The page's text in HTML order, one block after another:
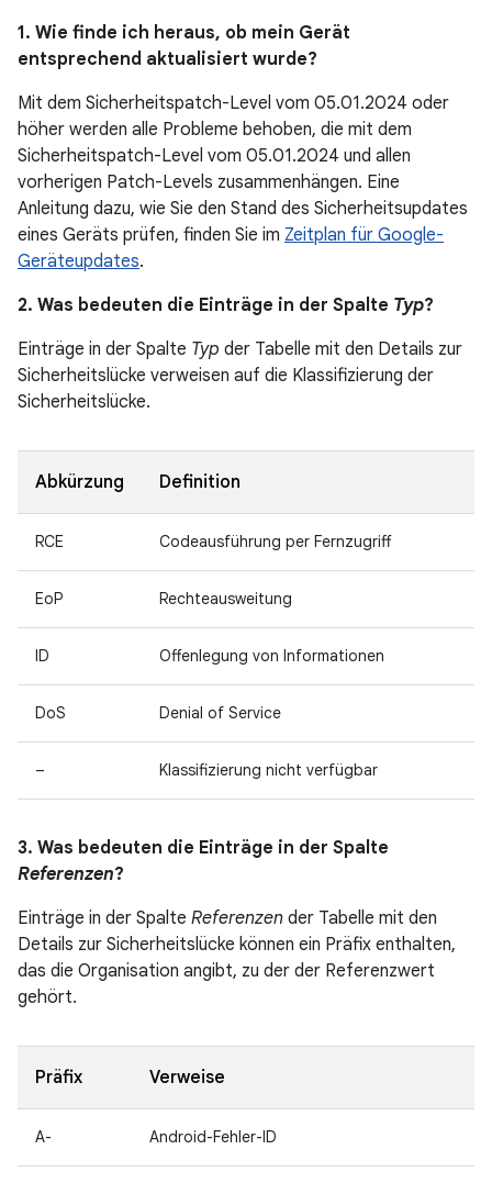
1. Wie finde ich heraus, ob mein Gerät
entsprechend aktualisiert wurde?
Mit dem Sicherheitspatch-Level vom 05.01.2024 oder
höher werden alle Probleme behoben, die mit dem
Sicherheitspatch-Level vom 05.01.2024 und allen
vorherigen Patch-Levels zusammenhängen. Eine
Anleitung dazu, wie Sie den Stand des Sicherheitsupdates
eines Geräts prüfen, finden Sie im Zeitplan für Google-
Geräteupdates.
2. Was bedeuten die Einträge in der Spalte Typ?
Einträge in der Spalte Typ der Tabelle mit den Details zur
Sicherheitslücke verweisen auf die Klassifizierung der
Sicherheitslücke.
Abkürzung Definition
RCE Codeausführung per Fernzugriff
EoP Rechteausweitung
ID Offenlegung von Informationen
DoS Denial of Service
– Klassifizierung nicht verfügbar
3. Was bedeuten die Einträge in der Spalte
Referenzen?
Einträge in der Spalte Referenzen der Tabelle mit den
Details zur Sicherheitslücke können ein Präfix enthalten,
das die Organisation angibt, zu der der Referenzwert
gehört.
Präfix Verweise
A- Android-Fehler-ID